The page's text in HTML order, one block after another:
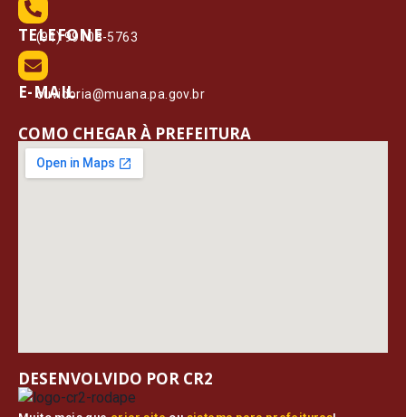
TELEFONE
(91) 99108-5763
E-MAIL
ouvidoria@muana.pa.gov.br
COMO CHEGAR À PREFEITURA
DESENVOLVIDO POR CR2